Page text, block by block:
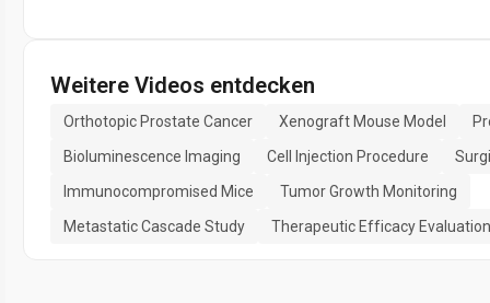
Weitere Videos entdecken
Orthotopic Prostate Cancer Xenograft Mouse Model
Bioluminescence Imaging
Cell Injection Procedure
Immunocompromised Mice
Tumor Growth Monitoring
Metastatic Cascade Study
Therapeutic Efficacy Evaluation